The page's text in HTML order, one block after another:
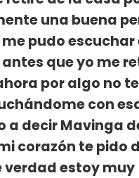
una buena
pudo escuchar
que yo me
por algo no
con
a decir Mavinga
corazón te pido
verdad estoy muy